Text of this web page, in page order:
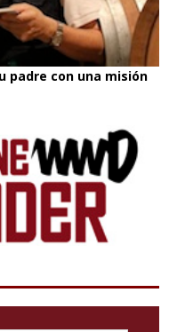
padre con una misión